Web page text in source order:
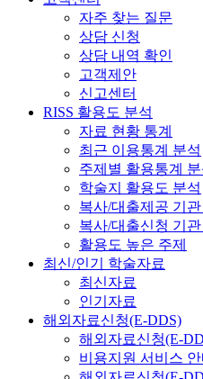
자주 찾는 질문
상담 신청
상담 내역 확인
고객제안
신고센터
RISS 활용도 분석
자료 현황 통계
최근 이용통계 분석
주제별 활용통계 분
학술지 활용도 분석
복사/대출제공 기관
복사/대출신청 기관
활용도 높은 주제
최신/인기 학술자료
최신자료
인기자료
해외자료신청(E-DDS)
해외자료신청(E-
비용지원 서비스 안